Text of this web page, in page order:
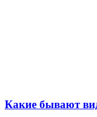
Какие бывают